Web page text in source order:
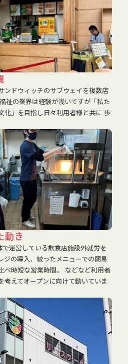
ンドウィッチのサブウェイを複数店
祉の業界は経験が浅いですが「私た
化」を目指し日々利用者様と共に 歩
動き
運営している飲食店施設外就労を
ジの導入、絞ったメニューでの簡易
べ時短な営業時間。 などなど利用者
考えてオープンに向けて動いていま